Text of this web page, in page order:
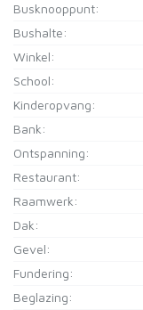
Busknooppunt:
Bushalte:
Winkel:
School:
Kinderopvang:
Bank:
Ontspanning:
Restaurant:
Raamwerk:
Dak:
Gevel:
Fundering:
Beglazing: